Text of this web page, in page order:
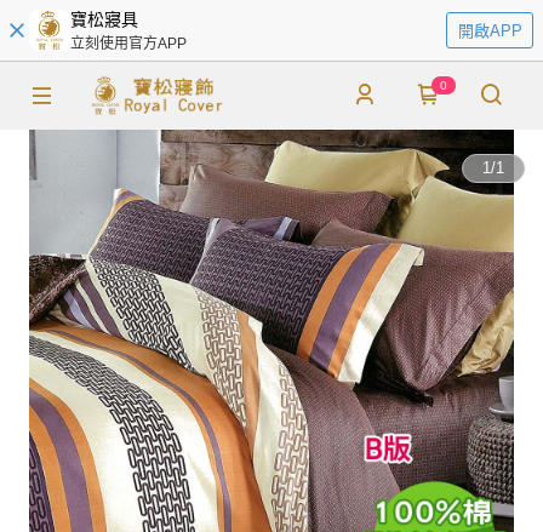
寶松寢具
立刻使用官方APP
開啟APP
0
1/1